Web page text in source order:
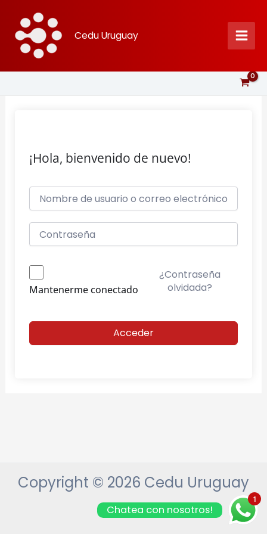
contenido
Cedu Uruguay
¡Hola, bienvenido de nuevo!
Mantenerme conectado
¿Contraseña
olvidada?
Acceder
Copyright © 2026 Cedu Uruguay
1
Chatea con nosotros!